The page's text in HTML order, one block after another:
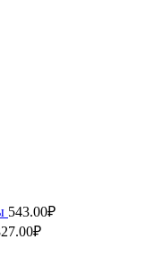
543.00₽
₽